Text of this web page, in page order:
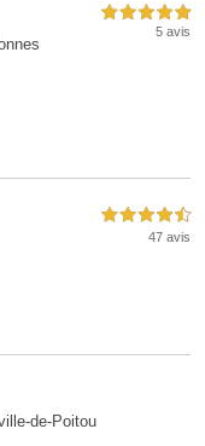
5,0 étoiles sur 5
5 avis
4,5 étoiles sur 5
47 avis
de-Poitou